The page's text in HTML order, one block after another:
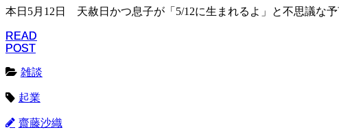
本日5月12日 天赦日かつ息子が「5/12に生まれるよ」と不思議な
READ
POST
READ
POST
雑談
起業
齋藤沙織